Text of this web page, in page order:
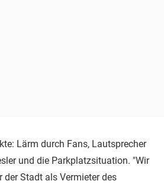
Lärm durch Fans, Lautsprecher
und die Parkplatzsituation. "Wir
Stadt als Vermieter des